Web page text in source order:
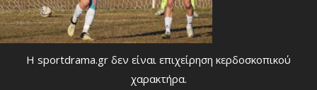
Η sportdrama.gr δεν είναι επιχείρηση κερδοσκοπικού
χαρακτήρα.